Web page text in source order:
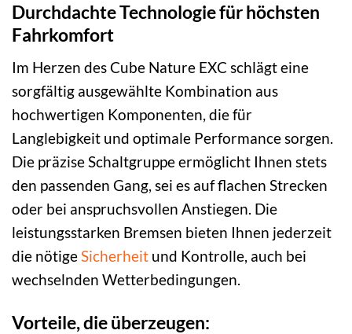
Durchdachte Technologie für höchsten
Fahrkomfort
Im Herzen des Cube Nature EXC schlägt eine
sorgfältig ausgewählte Kombination aus
hochwertigen Komponenten, die für
Langlebigkeit und optimale Performance sorgen.
Die präzise Schaltgruppe ermöglicht Ihnen stets
den passenden Gang, sei es auf flachen Strecken
oder bei anspruchsvollen Anstiegen. Die
leistungsstarken Bremsen bieten Ihnen jederzeit
die nötigeSicherheit und Kontrolle, auch bei
wechselnden Wetterbedingungen.
Vorteile, die überzeugen: